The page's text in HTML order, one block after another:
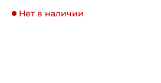
Нет в наличии